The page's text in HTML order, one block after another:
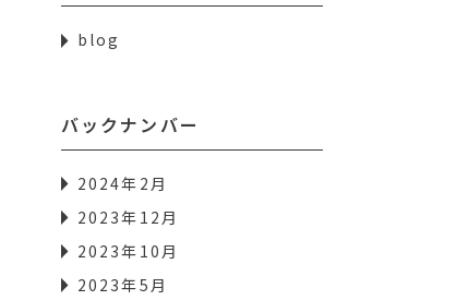
blog
バックナンバー
2024年2月
2023年12月
2023年10月
2023年5月